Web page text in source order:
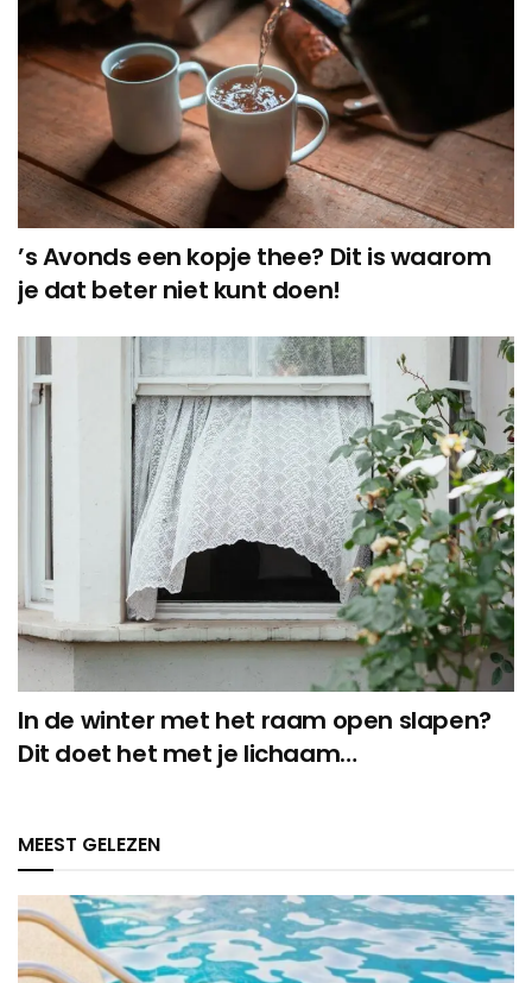
’s Avonds een kopje thee? Dit is waarom
je dat beter niet kunt doen!
In de winter met het raam open slapen?
Dit doet het met je lichaam…
MEEST GELEZEN